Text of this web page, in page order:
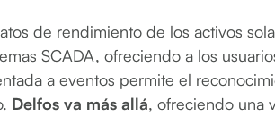
de rendimiento de los activos
SCADA, ofreciendo a los
a eventos permite el
Delfos va más allá, ofreciendo una